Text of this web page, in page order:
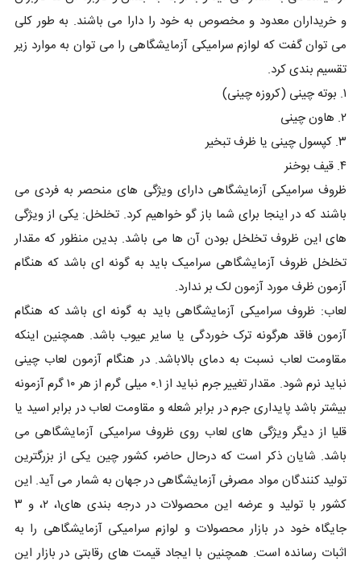
و خریداران معدود و مخصوص به خود را دارا می باشند. به طور کلی
می توان گفت که لوازم سرامیکی آزمایشگاهی را می توان به موارد زیر
تقسیم بندی کرد.
۱. بوته چینی (کروزه چینی)
۲. هاون چینی
۳. کپسول چینی یا ظرف تبخیر
۴. قیف بوخنر
ظروف سرامیکی آزمایشگاهی دارای ویژگی های منحصر به فردی می
باشند که در اینجا برای شما باز گو خواهیم کرد. تخلخل: یکی از ویژگی
های این ظروف تخلخل بودن آن ها می باشد. بدین منظور که مقدار
تخلخل ظروف آزمایشگاهی سرامیک باید به گونه ای باشد که هنگام
آزمون ظرف مورد آزمون لک بر ندارد.
لعاب: ظروف سرامیکی آزمایشگاهی باید به گونه ای باشد که هنگام
آزمون فاقد هرگونه ترک خوردگی یا سایر عیوب باشد. همچنین اینکه
مقاومت لعاب نسبت به دمای بالاباشد. در هنگام آزمون لعاب چینی
نباید نرم شود. مقدار تغییر جرم نباید از ۰.۱ میلی گرم از هر ۱۰ گرم آزمونه
بیشتر باشد پایداری جرم در برابر شعله و مقاومت لعاب در برابر اسید یا
قلیا از دیگر ویژگی های لعاب روی ظروف سرامیکی آزمایشگاهی می
باشد. شایان ذکر است که درحال حاضر، کشور چین یکی از بزرگترین
تولید کنندگان مواد مصرفی آزمایشگاهی در جهان به شمار می آید. این
کشور با تولید و عرضه این محصولات در درجه بندی های۱، ۲، و ۳
جایگاه خود در بازار محصولات و لوازم سرامیکی آزمایشگاهی را به
اثبات رسانده است. همچنین با ایجاد قیمت های رقابتی در بازار این